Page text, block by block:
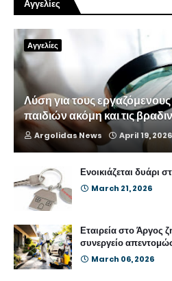
Αγγελίες
Αγγελίες
Λύση για τους
παιδιών ακόμη και τις
Argolidas News April 19, 2026
Ενοικιάζεται δυάρι
March 21, 2026
Εταιρεία στο Άργος
συνεργείο
March 06, 2026